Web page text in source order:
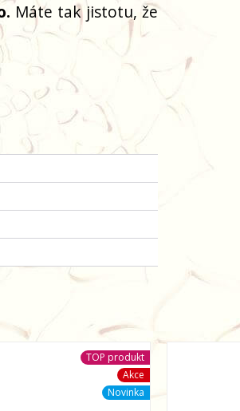
Máte tak jistotu, že
TOP produkt
Akce
Novinka